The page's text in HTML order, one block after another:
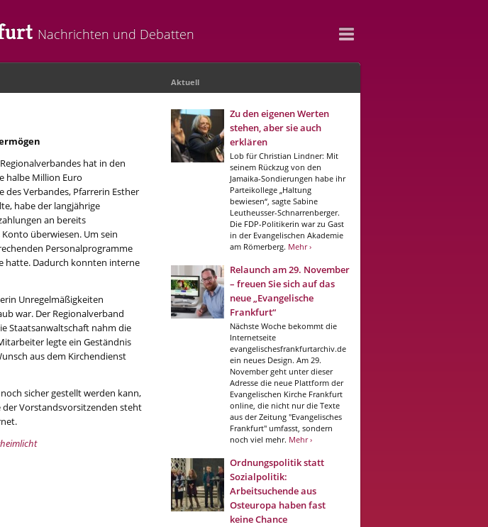
Nachrichten und Debatten
Aktuell
Zu den eigenen Werten
stehen, aber sie auch
erklären
Lob für Christian Lindner: Mit
seinem Rückzug von den
Jamaika-Sondierungen habe ihr
Parteikollege „Haltung
bewiesen“, sagte Sabine
Leutheusser-Schnarrenberger.
Die FDP-Politikerin war zu Gast
in der Evangelischen Akademie
am Römerberg. Mehr ›
Relaunch am 29. November
– freuen Sie sich auf das
neue „Evangelische
Frankfurt“
Nächste Woche bekommt die
Internetseite
evangelischesfrankfurtarchiv.de
ein neues Design. Am 29.
November geht unter dieser
Adresse die neue Plattform der
Evangelischen Kirche Frankfurt
online, die nicht nur die Texte
aus der Zeitung "Evangelisches
Frankfurt" umfasst, sondern
noch viel mehr. Mehr ›
Ordnungspolitik statt
Sozialpolitik:
Arbeitsuchende aus
Osteuropa haben fast
keine Chance
hat in den
halbe Million Euro
des Verbandes, Pfarrerin Esther
habe der langjährige
an bereits
überwiesen. Um sein
Personalprogramme
hatte. Dadurch konnten interne
Unregelmäßigkeiten
war. Der Regionalverband
Staatsanwaltschaft nahm die
legte ein Geständnis
aus dem Kirchendienst
sicher gestellt werden kann,
Vorstandsvorsitzenden steht